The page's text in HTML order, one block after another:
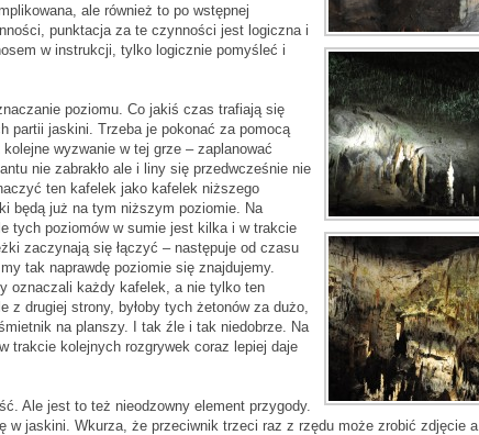
ale również to po wstępnej
punktacja za te czynności jest logiczna i
w instrukcji, tylko logicznie pomyśleć i
poziomu. Co jakiś czas trafiają się
partii jaskini. Trzeba je pokonać za pomocą
wyzwanie w tej grze – zaplanować
nie zabrakło ale i liny się przedwcześnie nie
ten kafelek jako kafelek niższego
będą już na tym niższym poziomie. Na
tych poziomów w sumie jest kilka i w trakcie
zaczynają się łączyć – następuje od czasu
tak naprawdę poziomie się znajdujemy.
oznaczali każdy kafelek, a nie tylko ten
z drugiej strony, byłoby tych żetonów za dużo,
na planszy. I tak źle i tak niedobrze. Na
trakcie kolejnych rozgrywek coraz lepiej daje
Ale jest to też nieodzowny element przygody.
w jaskini. Wkurza, że przeciwnik trzeci raz z rzędu może zrobić zdjęcie a